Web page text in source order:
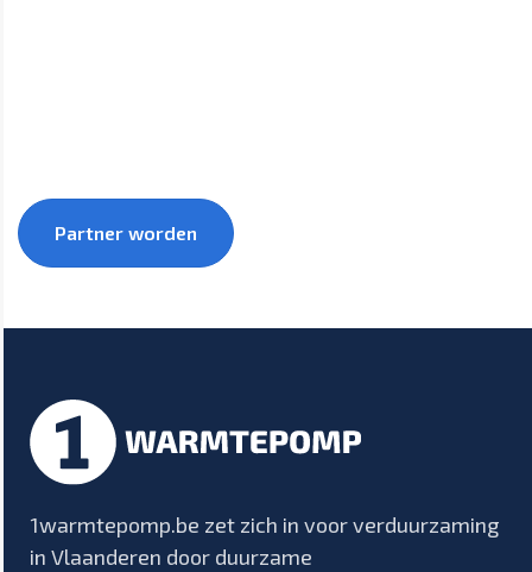
Partner worden
1warmtepomp.be zet zich in voor verduurzaming
in Vlaanderen door duurzame